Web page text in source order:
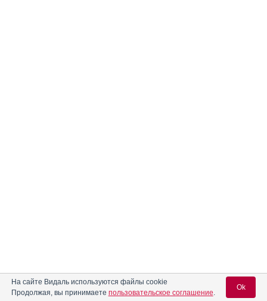
На сайте Видаль используются файлы cookie
Продолжая, вы принимаете пользовательское соглашение.
Ok